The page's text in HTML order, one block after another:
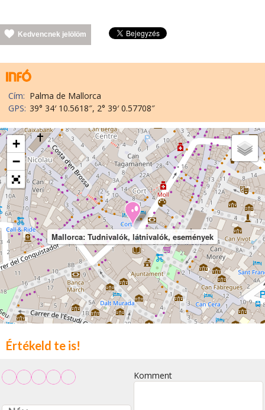
Kedvencnek jelölöm
Cím: Palma de Mallorca
GPS: 39° 34′ 10.5618″, 2° 39′ 0.57708″
Mallorca: Tudnivalók, látnivalók, események
+
−
Értékeld te is!
Komment